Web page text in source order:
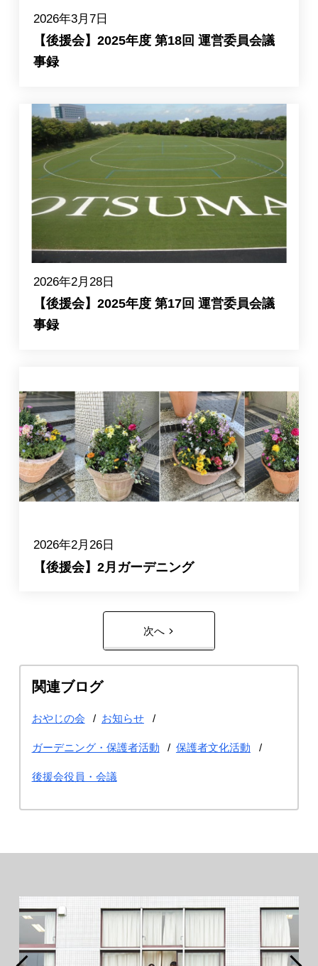
2026年3月7日
【後援会】2025年度 第18回 運営委員会議
事録
2026年2月28日
【後援会】2025年度 第17回 運営委員会議
事録
2026年2月26日
【後援会】2月ガーデニング
次へ
関連ブログ
おやじの会 お知らせ
ガーデニング・保護者活動 保護者文化活動
後援会役員・会議